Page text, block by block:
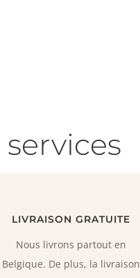
LIVRAISON GRATUITE
Nous livrons partout en
Belgique. De plus, la livraison